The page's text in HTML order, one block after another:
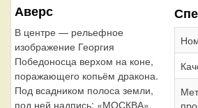
Аверс
В центре — рельефное
изображение Георгия
Победоносца верхом на коне,
поражающего копьём дракона.
Под всадником полоса земли,
под ней надпись: «МОСКВА».